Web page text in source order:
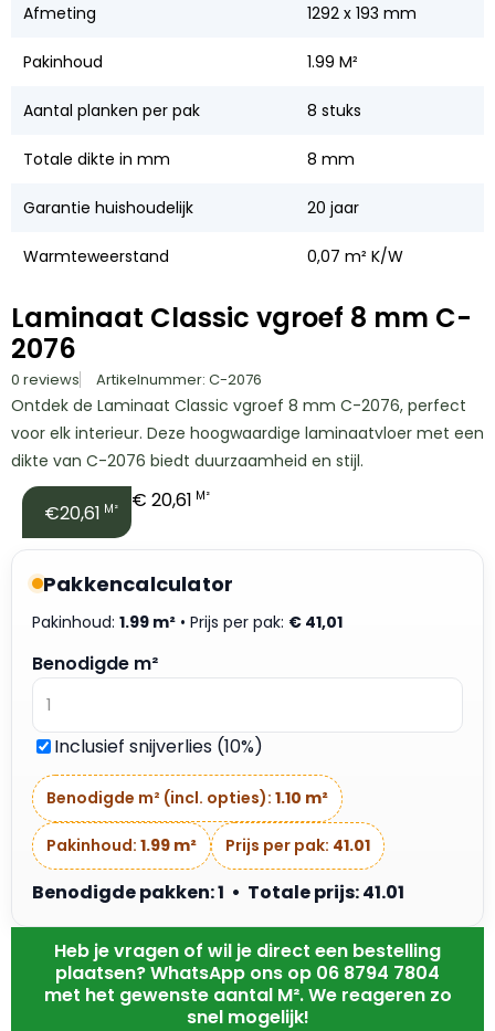
Afmeting 1292 x 193 mm
Pakinhoud 1.99 M²
Aantal planken per pak 8 stuks
Totale dikte in mm 8 mm
Garantie huishoudelijk 20 jaar
Warmteweerstand 0,07 m² K/W
Laminaat Classic vgroef 8 mm C-
2076
0 reviews Artikelnummer: C-2076
Ontdek de Laminaat Classic vgroef 8 mm C-2076, perfect
voor elk interieur. Deze hoogwaardige laminaatvloer met een
dikte van C-2076 biedt duurzaamheid en stijl.
€20,61 M² € 20,61 M²
Pakkencalculator
Pakinhoud: 1.99 m² • Prijs per pak: € 41,01
Benodigde m²
Inclusief snijverlies (10%)
Benodigde m² (incl. opties): 1.10 m²
Pakinhoud: 1.99 m² Prijs per pak: 41.01
Benodigde pakken: 1 • Totale prijs: 41.01
Heb je vragen of wil je direct een bestelling
plaatsen? WhatsApp ons op 06 8794 7804
met het gewenste aantal M². We reageren zo
snel mogelijk!